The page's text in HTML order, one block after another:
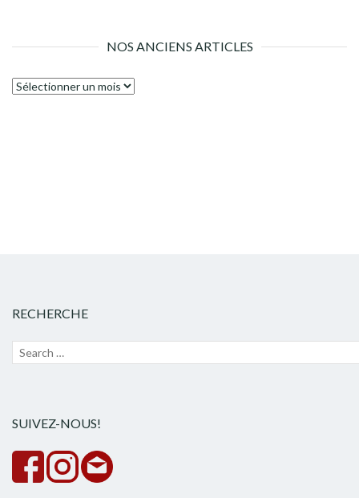
NOS ANCIENS ARTICLES
Nos
RECHERCHE
Recherche
SUIVEZ-NOUS!